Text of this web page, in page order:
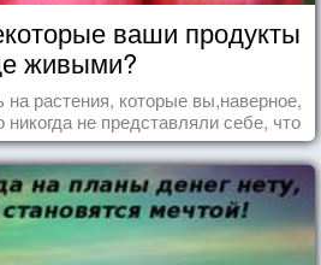
ваши продукты
живыми?
растения, которые вы,наверное,
никогда не представляли себе, что
их в пищу.